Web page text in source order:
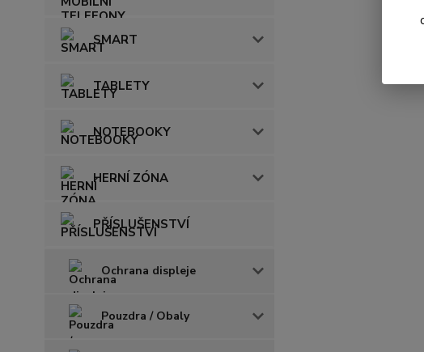
SMART
TABLETY
NOTEBOOKY
HERNÍ ZÓNA
PŘÍSLUŠENSTVÍ
Ochrana displeje
Pouzdra / Obaly